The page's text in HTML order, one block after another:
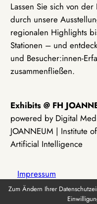
Lassen Sie sich von
durch unsere
regionalen Highlights
Stationen – und
und Besucher:innen-
zusammenfließen.
Exhibits @ FH
powered by Digital
JOANNEUM | Institute
Artificial Intelligence
Impressum
Zum Ändern Ihrer